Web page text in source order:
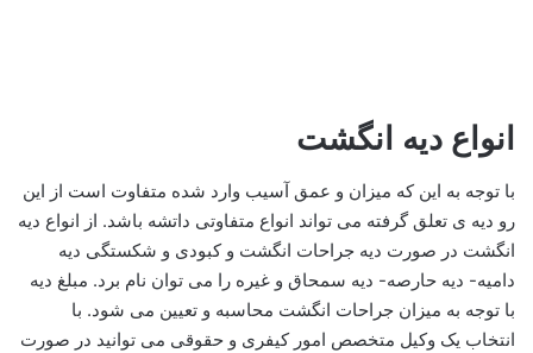
انواع دیه انگشت
با توجه به این که میزان و عمق آسیب وارد شده متفاوت است از این
رو دیه ی تعلق گرفته می تواند انواع متفاوتی داتشه باشد. از انواع دیه
انگشت در صورت دیه جراحات انگشت و کبودی و شکستگی دیه
دامیه- دیه حارصه- دیه سمحاق و غیره را می توان نام برد. مبلغ دیه
با توجه به میزان جراحات انگشت محاسبه و تعیین می شود. با
انتخاب یک وکیل متخصص امور کیفری و حقوقی می توانید در صورت